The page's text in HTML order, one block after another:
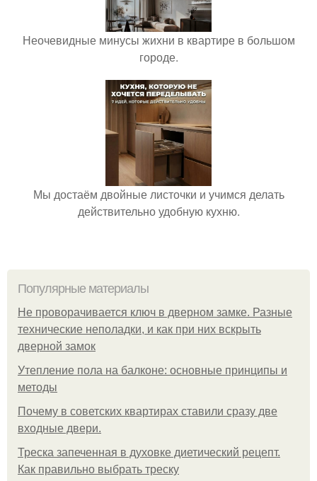
Неочевидные минусы жихни в квартире в большом
городе.
Мы достаём двойные листочки и учимся делать
действительно удобную кухню.
Популярные материалы
Не проворачивается ключ в дверном замке. Разные
технические неполадки, и как при них вскрыть
дверной замок
Утепление пола на балконе: основные принципы и
методы
Почему в советских квартирах ставили сразу две
входные двери.
Треска запеченная в духовке диетический рецепт.
Как правильно выбрать треску